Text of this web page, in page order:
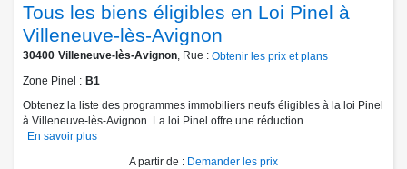
Tous les biens éligibles en Loi Pinel à
Villeneuve-lès-Avignon
30400 Villeneuve-lès-Avignon , Rue : Obtenir les prix et plans
Zone Pinel
B1
Obtenez la liste des programmes immobiliers neufs éligibles à la loi Pinel
à Villeneuve-lès-Avignon. La loi Pinel offre une réduction...
En savoir plus
A partir de : Demander les prix